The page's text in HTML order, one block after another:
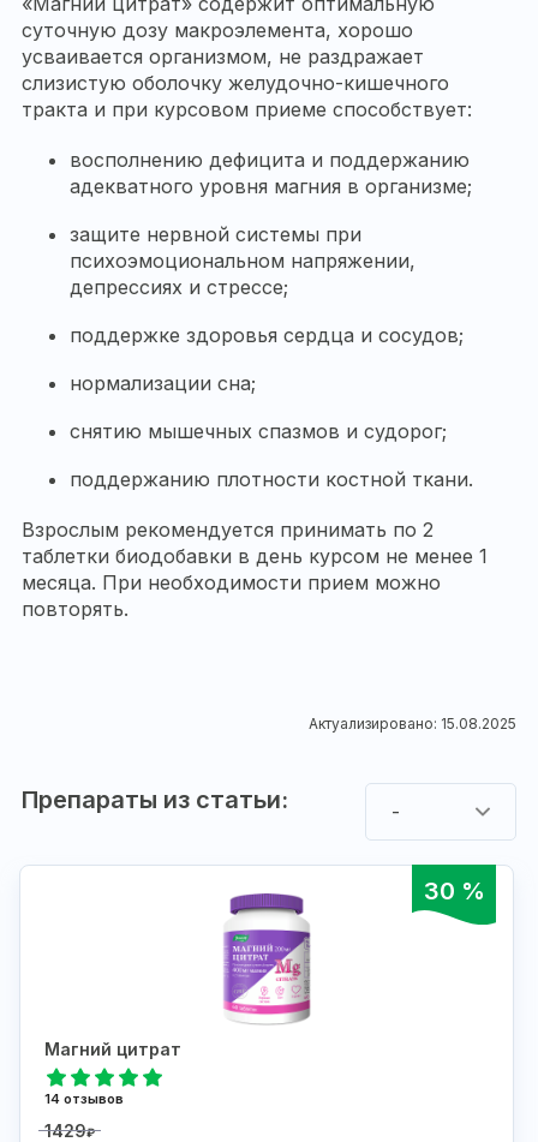
суточную дозу макроэлемента, хорошо
усваивается организмом, не раздражает
слизистую оболочку желудочно-кишечного
тракта и при курсовом приеме способствует:
восполнению дефицита и поддержанию
адекватного уровня магния в организме;
защите нервной системы при
психоэмоциональном напряжении,
депрессиях и стрессе;
поддержке здоровья сердца и сосудов;
нормализации сна;
снятию мышечных спазмов и судорог;
поддержанию плотности костной ткани.
Взрослым рекомендуется принимать по 2
таблетки биодобавки в день курсом не менее 1
месяца. При необходимости прием можно
повторять.
Актуализировано: 15.08.2025
Препараты из статьи: -
30 %
Магний цитрат
14 отзывов
1429₽